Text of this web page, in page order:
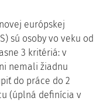
európskej
sú osoby vo veku od
3 kritériá: v
nemali žiadnu
do práce do 2
(úplná definícia v